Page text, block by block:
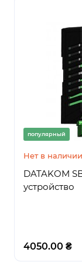
популярный
Нет в наличии
DATAKOM
устройство
4050.00 ₴